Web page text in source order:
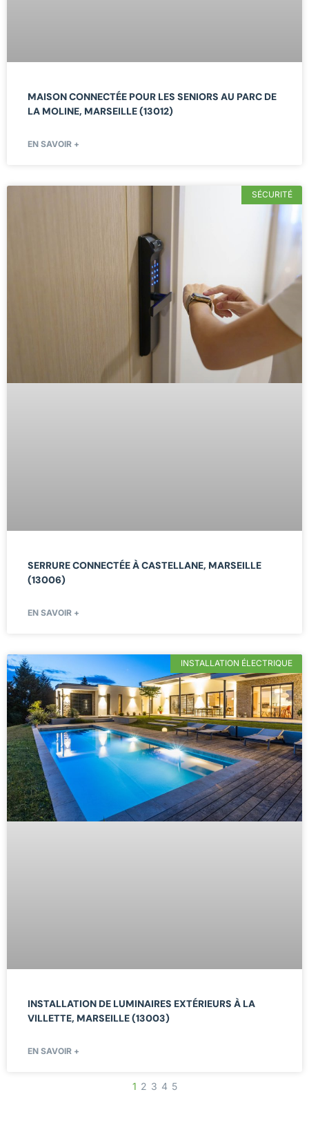
MAISON CONNECTÉE POUR LES SENIORS AU PARC DE
LA MOLINE, MARSEILLE (13012)
EN SAVOIR +
SÉCURITÉ
SERRURE CONNECTÉE À CASTELLANE, MARSEILLE
(13006)
EN SAVOIR +
INSTALLATION ÉLECTRIQUE
INSTALLATION DE LUMINAIRES EXTÉRIEURS À LA
VILLETTE, MARSEILLE (13003)
EN SAVOIR +
1 2 3 4 5